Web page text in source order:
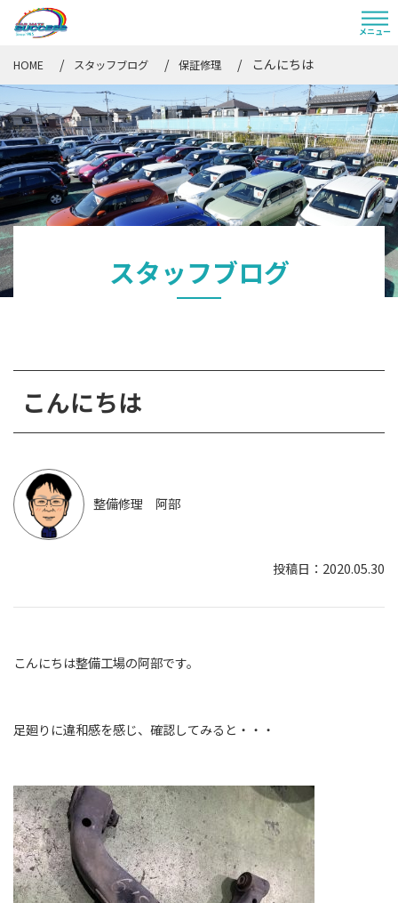
HOME スタッフブログ 保証修理 こんにちは
スタッフブログ
こんにちは
整備修理 阿部
2020.05.30
こんにちは整備工場の阿部です。
足廻りに違和感を感じ、確認してみると・・・